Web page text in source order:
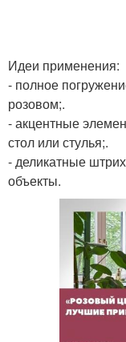
Идеи применения:
- полное
розовом;.
- акцентные
стол или стулья;.
- деликатные
объекты.